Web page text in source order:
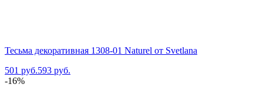
Тесьма декоративная 1308-01 Naturel от Svetlana
501 руб.593 руб.
-16%